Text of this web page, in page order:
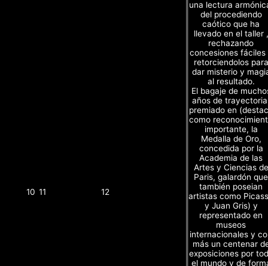
10 11 12
una lectura
del procediendo
caótico que ha
llevado en el taller ,
rechazando
concesiones fáciles
retorciendolos para
dar misterio y
al resultado.
El bagaje de
años de
premiado en
como
importante, la
Medalla de Oro,
concedida por la
Academia de las
Artes y Ciencias de
Paris, galardón que
también poseian
artistas como
y Juan Gris) y
representado en
museos
internacionales y
más un centenar
exposiciones por
el mundo y de